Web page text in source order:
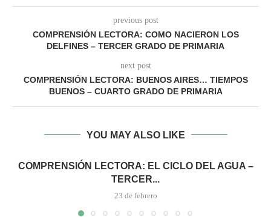
previous post
COMPRENSIÓN LECTORA: COMO NACIERON LOS
DELFINES – TERCER GRADO DE PRIMARIA
next post
COMPRENSIÓN LECTORA: BUENOS AIRES… TIEMPOS
BUENOS – CUARTO GRADO DE PRIMARIA
YOU MAY ALSO LIKE
COMPRENSIÓN LECTORA: EL CICLO DEL AGUA –
TERCER...
23 de febrero